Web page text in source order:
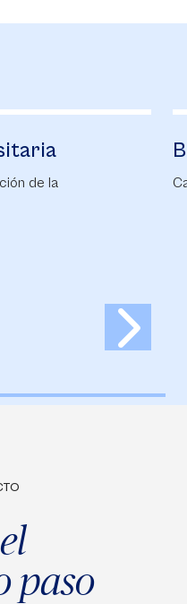
de la
paso